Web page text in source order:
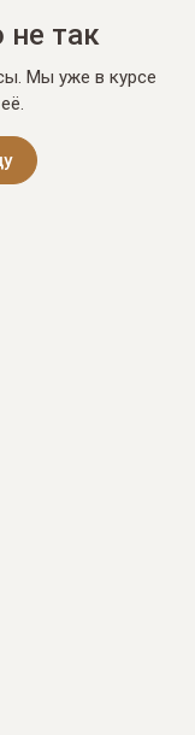
не так
Мы уже в курсе